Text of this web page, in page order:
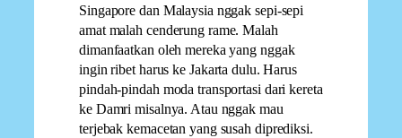
Singapore dan Malaysia nggak sepi-sepi
amat malah cenderung rame. Malah
dimanfaatkan oleh mereka yang nggak
ingin ribet harus ke Jakarta dulu. Harus
pindah-pindah moda transportasi dari kereta
ke Damri misalnya. Atau nggak mau
terjebak kemacetan yang susah diprediksi.